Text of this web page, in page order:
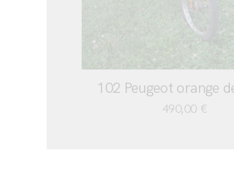
102 Peugeot orange
490,00 €